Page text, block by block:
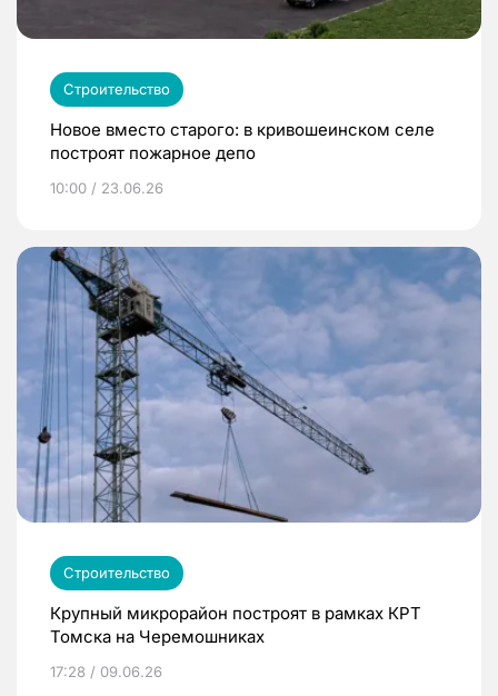
Строительство
Новое вместо старого: в кривошеинском селе
построят пожарное депо
10:00 / 23.06.26
Строительство
Крупный микрорайон построят в рамках КРТ
Томска на Черемошниках
17:28 / 09.06.26